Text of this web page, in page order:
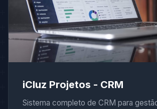
iCluz Projetos - CRM
Sistema completo de CRM para